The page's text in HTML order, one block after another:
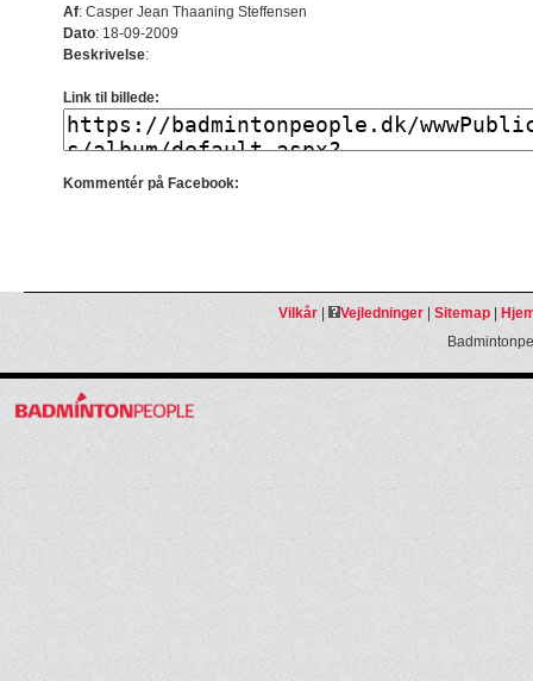
Af: Casper Jean Thaaning Steffensen
Dato: 18-09-2009
Beskrivelse:
Link til billede:
Kommentér på Facebook:
Vilkår| Vejledninger| Sitemap|